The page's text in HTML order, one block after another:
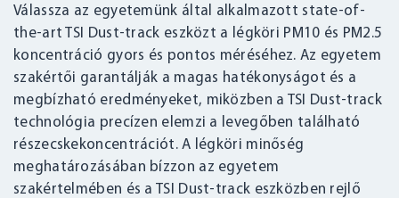
Válassza az egyetemünk által alkalmazott state-of-
the-art TSI Dust-track eszközt a légköri PM10 és PM2.5
koncentráció gyors és pontos méréséhez. Az egyetem
szakértői garantálják a magas hatékonyságot és a
megbízható eredményeket, miközben a TSI Dust-track
technológia precízen elemzi a levegőben található
részecskekoncentrációt. A légköri minőség
meghatározásában bízzon az egyetem
szakértelmében és a TSI Dust-track eszközben rejlő